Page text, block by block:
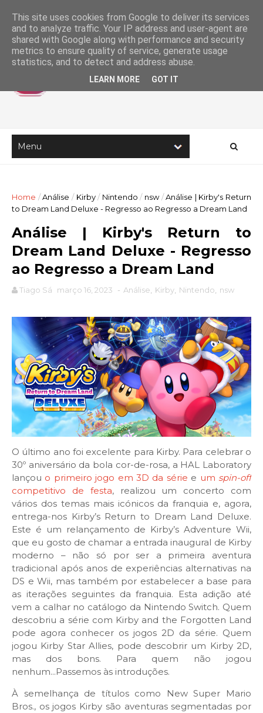
Home / Análise / Kirby / Nintendo / nsw / Análise | Kirby's Return
to Dream Land Deluxe - Regresso ao Regresso a Dream Land
Análise | Kirby's Return to
Dream Land Deluxe - Regresso
ao Regresso a Dream Land
Tiago Sá março 16, 2023 - Análise Kirby Nintendo nsw
O último ano foi excelente para Kirby. Para celebrar o
30º aniversário da bola cor-de-rosa, a HAL Laboratory
lançou o primeiro jogo em 3D da série e um spin-off
competitivo de festa, realizou um concerto com
vários dos temas mais icónicos da franquia e, agora,
entrega-nos Kirby’s Return to Dream Land Deluxe.
Este é um relançamento de Kirby’s Adventure Wii,
que eu gosto de chamar a entrada inaugural de Kirby
moderno – não só por ser a primeira aventura
tradicional após anos de experiências alternativas na
DS e Wii, mas também por estabelecer a base para
as iterações seguintes da franquia. Esta adição até
vem a calhar no catálogo da Nintendo Switch. Quem
descobriu a série com Kirby and the Forgotten Land
pode agora conhecer os jogos 2D da série. Quem
jogou Kirby Star Allies, pode descobrir um Kirby 2D,
mas dos bons. Para quem não jogou
nenhum...Passemos às introduções.
À semelhança de títulos como New Super Mario
Bros., os jogos Kirby são aventuras segmentadas por
This site uses cookies from Google to deliver its services
and to analyze traffic. Your IP address and user-agent are
shared with Google along with performance and security
metrics to ensure quality of service, generate usage
statistics, and to detect and address abuse.
LEARN MORE GOT IT